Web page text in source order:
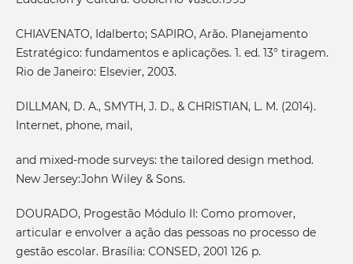
CHIAVENATO, Idalberto; SAPIRO, Arão. Planejamento
Estratégico: fundamentos e aplicações. 1. ed. 13° tiragem.
Rio de Janeiro: Elsevier, 2003.
DILLMAN, D. A., SMYTH, J. D., & CHRISTIAN, L. M. (2014).
Internet, phone, mail,
and mixed-mode surveys: the tailored design method.
New Jersey:John Wiley & Sons.
DOURADO, Progestão Módulo II: Como promover,
articular e envolver a ação das pessoas no processo de
gestão escolar. Brasília: CONSED, 2001 126 p.